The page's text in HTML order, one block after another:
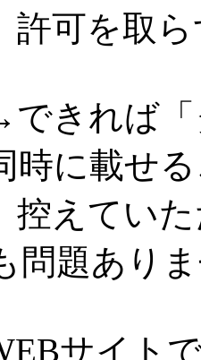
らずに
「タイ
時に載せ
だけ
問題あり
トでゲ